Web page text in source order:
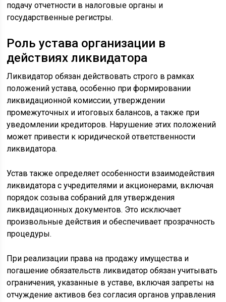
подачу отчетности в налоговые органы и
государственные регистры.
Роль устава организации в
действиях ликвидатора
Ликвидатор обязан действовать строго в рамках
положений устава, особенно при формировании
ликвидационной комиссии, утверждении
промежуточных и итоговых балансов, а также при
уведомлении кредиторов. Нарушение этих положений
может привести к юридической ответственности
ликвидатора.
Устав также определяет особенности взаимодействия
ликвидатора с учредителями и акционерами, включая
порядок созыва собраний для утверждения
ликвидационных документов. Это исключает
произвольные действия и обеспечивает прозрачность
процедуры.
При реализации права на продажу имущества и
погашение обязательств ликвидатор обязан учитывать
ограничения, указанные в уставе, включая запреты на
отчуждение активов без согласия органов управления